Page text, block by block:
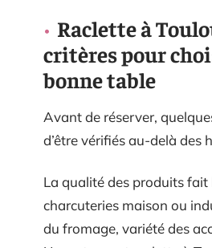
Raclette à
critères pour
bonne table
Avant de réserver,
d’être vérifiés au-delà des
La qualité des produits fait
charcuteries maison ou
du fromage, variété des